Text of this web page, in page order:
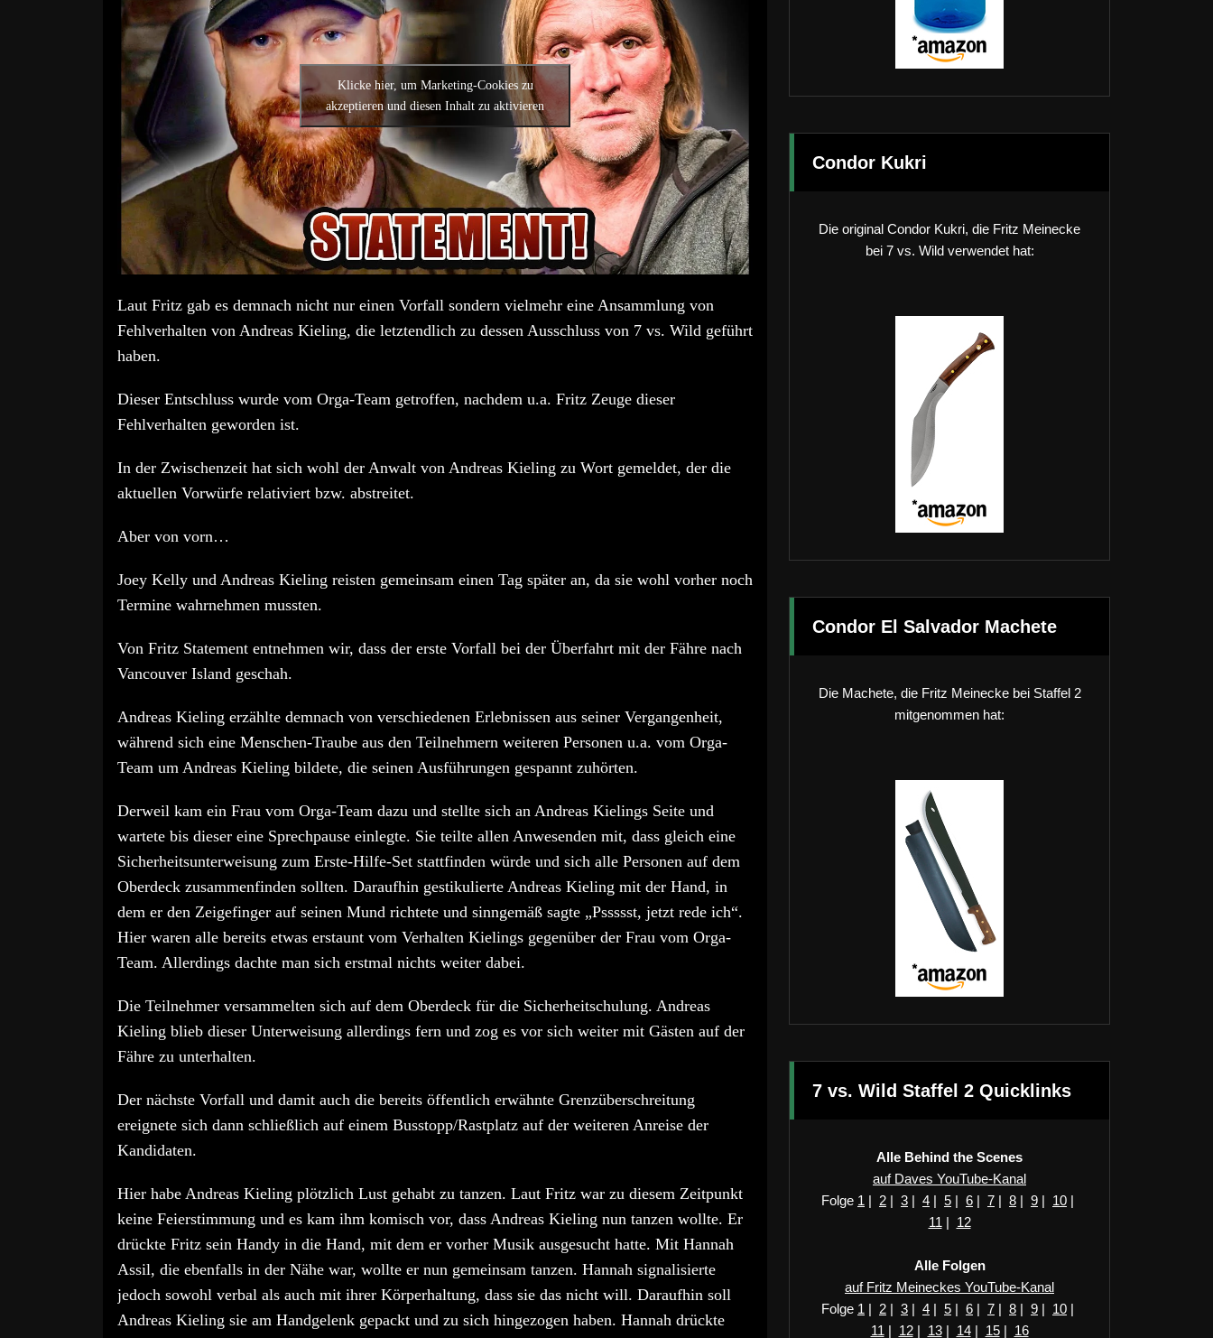
Klicke hier, um Marketing-Cookies zu
akzeptieren und diesen Inhalt zu aktivieren
Laut Fritz gab es demnach nicht nur einen Vorfall sondern vielmehr eine Ansammlung von
Fehlverhalten von Andreas Kieling, die letztendlich zu dessen Ausschluss von 7 vs. Wild geführt
haben.
Dieser Entschluss wurde vom Orga-Team getroffen, nachdem u.a. Fritz Zeuge dieser
Fehlverhalten geworden ist.
In der Zwischenzeit hat sich wohl der Anwalt von Andreas Kieling zu Wort gemeldet, der die
aktuellen Vorwürfe relativiert bzw. abstreitet.
Aber von vorn…
Joey Kelly und Andreas Kieling reisten gemeinsam einen Tag später an, da sie wohl vorher noch
Termine wahrnehmen mussten.
Von Fritz Statement entnehmen wir, dass der erste Vorfall bei der Überfahrt mit der Fähre nach
Vancouver Island geschah.
Andreas Kieling erzählte demnach von verschiedenen Erlebnissen aus seiner Vergangenheit,
während sich eine Menschen-Traube aus den Teilnehmern weiteren Personen u.a. vom Orga-
Team um Andreas Kieling bildete, die seinen Ausführungen gespannt zuhörten.
Derweil kam ein Frau vom Orga-Team dazu und stellte sich an Andreas Kielings Seite und
wartete bis dieser eine Sprechpause einlegte. Sie teilte allen Anwesenden mit, dass gleich eine
Sicherheitsunterweisung zum Erste-Hilfe-Set stattfinden würde und sich alle Personen auf dem
Oberdeck zusammenfinden sollten. Daraufhin gestikulierte Andreas Kieling mit der Hand, in
dem er den Zeigefinger auf seinen Mund richtete und sinngemäß sagte „Pssssst, jetzt rede ich“.
Hier waren alle bereits etwas erstaunt vom Verhalten Kielings gegenüber der Frau vom Orga-
Team. Allerdings dachte man sich erstmal nichts weiter dabei.
Die Teilnehmer versammelten sich auf dem Oberdeck für die Sicherheitschulung. Andreas
Kieling blieb dieser Unterweisung allerdings fern und zog es vor sich weiter mit Gästen auf der
Fähre zu unterhalten.
Der nächste Vorfall und damit auch die bereits öffentlich erwähnte Grenzüberschreitung
ereignete sich dann schließlich auf einem Busstopp/Rastplatz auf der weiteren Anreise der
Kandidaten.
Hier habe Andreas Kieling plötzlich Lust gehabt zu tanzen. Laut Fritz war zu diesem Zeitpunkt
keine Feierstimmung und es kam ihm komisch vor, dass Andreas Kieling nun tanzen wollte. Er
drückte Fritz sein Handy in die Hand, mit dem er vorher Musik ausgesucht hatte. Mit Hannah
Assil, die ebenfalls in der Nähe war, wollte er nun gemeinsam tanzen. Hannah signalisierte
jedoch sowohl verbal als auch mit ihrer Körperhaltung, dass sie das nicht will. Daraufhin soll
Andreas Kieling sie am Handgelenk gepackt und zu sich hingezogen haben. Hannah drückte
Condor Kukri
Die original Condor Kukri, die Fritz Meinecke
bei 7 vs. Wild verwendet hat:
Condor El Salvador Machete
Die Machete, die Fritz Meinecke bei Staffel 2
mitgenommen hat:
7 vs. Wild Staffel 2 Quicklinks
Alle Behind the Scenes
auf Daves YouTube-Kanal
Folge 1 | 2 | 3 | 4 | 5 | 6 | 7 | 8 | 9 | 10 |
11 | 12
Alle Folgen
auf Fritz Meineckes YouTube-Kanal
Folge 1 | 2 | 3 | 4 | 5 | 6 | 7 | 8 | 9 | 10 |
11 | 12| 13| 14| 15| 16